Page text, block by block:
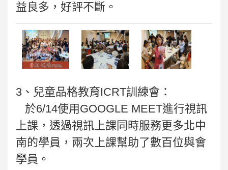
益良多，好評不斷。
3、兒童品格教育ICRT訓練會：
於6/14使用GOOGLE MEET進行視訊
上課，透過視訊上課同時服務更多北中
南的學員，兩次上課幫助了數百位與會
學員。